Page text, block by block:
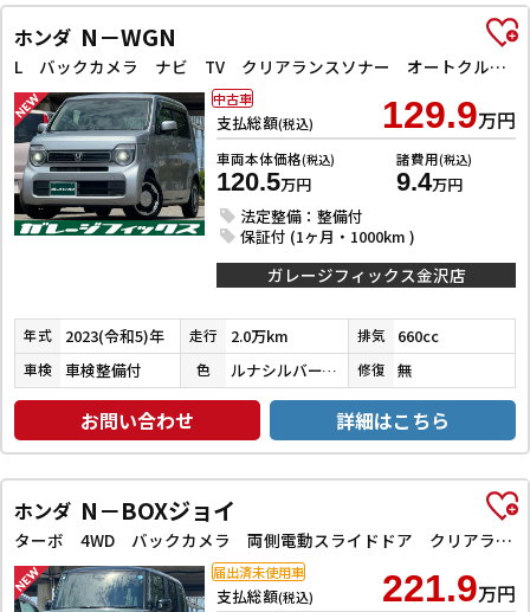
ホンダ N－WGN
L バックカメラ ナビ TV クリアランスソナー オートクルーズコントロール レーンアシスト 衝突被害軽減システム オートライト スマートキー アイドリングストップ 電動格納ミラー シートヒーター
支払総額(税込) 129.9万円
車両本体価格(税込)
120.5万円
諸費用(税込)
9.4万円
法定整備：整備付
保証付 (1ヶ月・1000km )
中古車
ガレージフィックス金沢店
年式 2023(令和5)年 走行 2.0万km 排気 660cc
車検 車検整備付 色 ルナシルバーメタリック 修復 無
お問い合わせ 詳細はこちら
ホンダ N－BOXジョイ
ターボ 4WD バックカメラ 両側電動スライドドア クリアランスソナー オートクルーズコントロール レーンアシスト 衝突被害軽減システム オートライト LEDヘッドランプ スマートキー アイドリングストップ
支払総額(税込) 221.9万円
届出済未使用車